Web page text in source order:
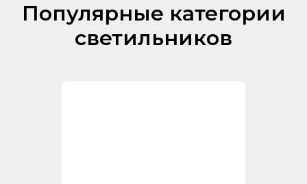
Популярные категории
светильников